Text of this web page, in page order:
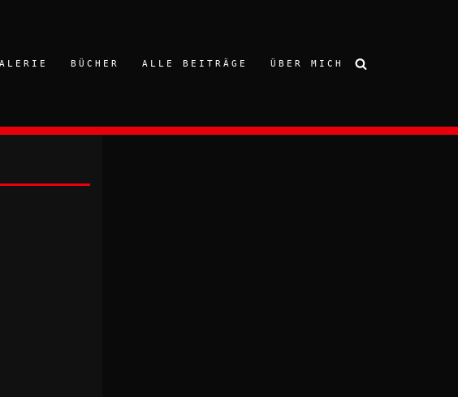
BÜCHER ALLE BEITRÄGE ÜBER MICH